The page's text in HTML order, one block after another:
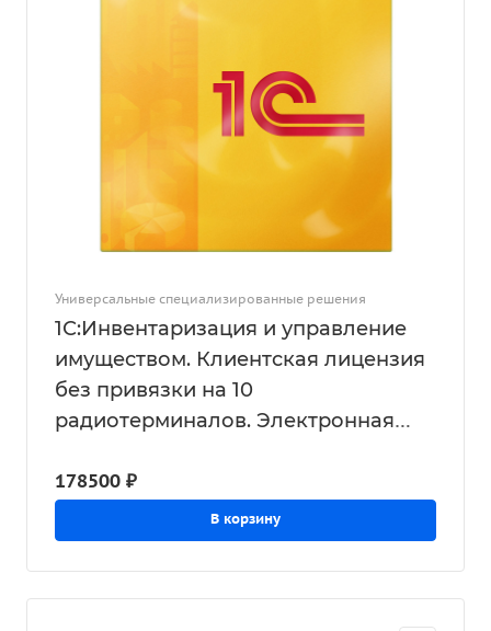
Универсальные специализированные решения
1С:Инвентаризация и управление
имуществом. Клиентская лицензия
без привязки на 10
радиотерминалов. Электронная
178500 ₽
В корзину